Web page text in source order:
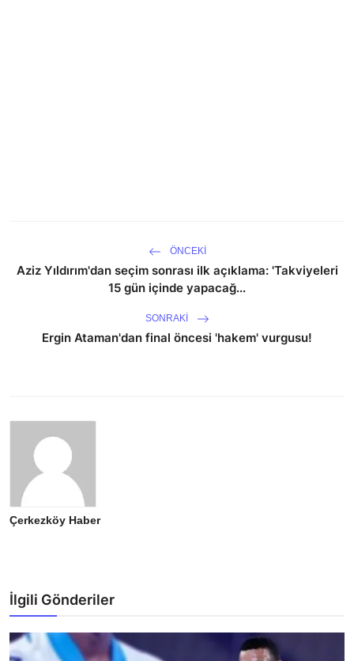
ÖNCEKI
Aziz Yıldırım'dan seçim sonrası ilk açıklama: 'Takviyeleri
15 gün içinde yapacağ...
SONRAKI
Ergin Ataman'dan final öncesi 'hakem' vurgusu!
Çerkezköy Haber
İlgili Gönderiler